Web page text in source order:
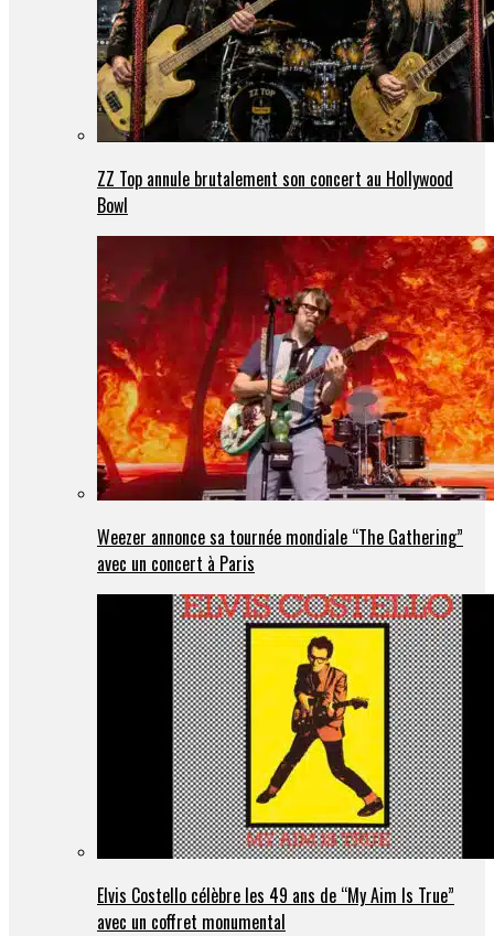
ZZ Top annule brutalement son concert au Hollywood
Bowl
Weezer annonce sa tournée mondiale “The Gathering”
avec un concert à Paris
Elvis Costello célèbre les 49 ans de “My Aim Is True”
avec un coffret monumental